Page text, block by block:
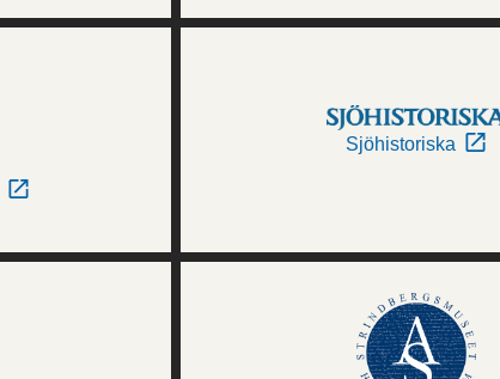
Sjöhistoriska